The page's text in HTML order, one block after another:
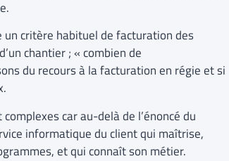
critère habituel de facturation des
chantier ; « combien de
du recours à la facturation en régie et si
car au-delà de l’énoncé du
informatique du client qui maîtrise,
et qui connaît son métier.